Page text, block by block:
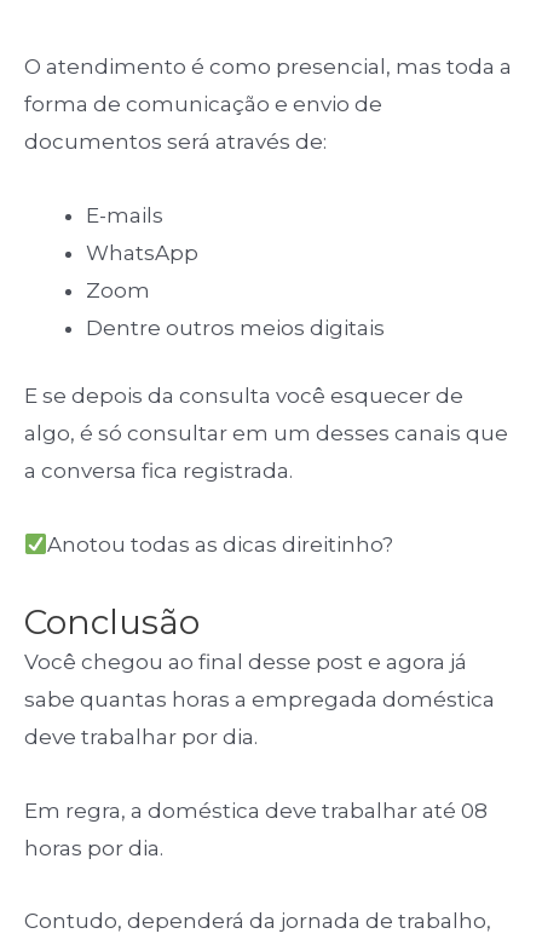
O atendimento é como presencial, mas toda a
forma de comunicação e envio de
documentos será através de:
E-mails
WhatsApp
Zoom
Dentre outros meios digitais
E se depois da consulta você esquecer de
algo, é só consultar em um desses canais que
a conversa fica registrada.
Anotou todas as dicas direitinho?
Conclusão
Você chegou ao final desse post e agora já
sabe quantas horas a empregada doméstica
deve trabalhar por dia.
Em regra, a doméstica deve trabalhar até 08
horas por dia.
Contudo, dependerá da jornada de trabalho,